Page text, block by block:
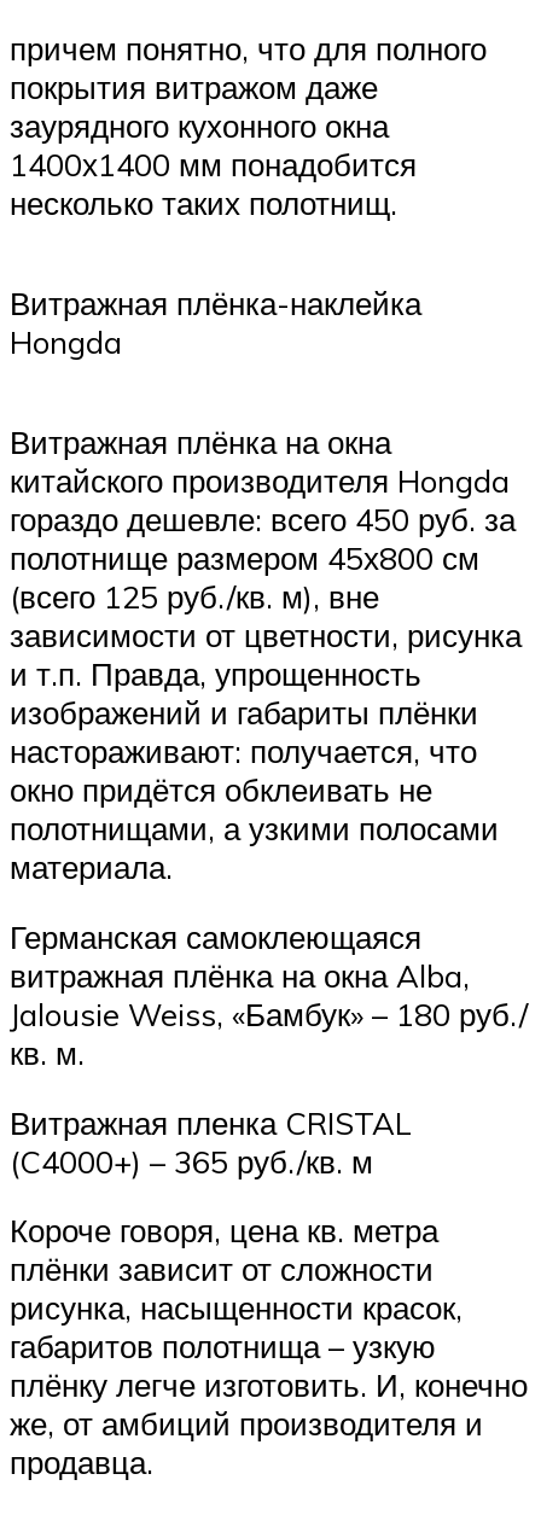
причем понятно, что для полного
покрытия витражом даже
заурядного кухонного окна
1400х1400 мм понадобится
несколько таких полотнищ.
Витражная плёнка-наклейка
Hongda
Витражная плёнка на окна
китайского производителя Hongda
гораздо дешевле: всего 450 руб. за
полотнище размером 45х800 см
(всего 125 руб./кв. м), вне
зависимости от цветности, рисунка
и т.п. Правда, упрощенность
изображений и габариты плёнки
настораживают: получается, что
окно придётся обклеивать не
полотнищами, а узкими полосами
материала.
Германская самоклеющаяся
витражная плёнка на окна Alba,
Jalousie Weiss, «Бамбук» – 180 руб./
кв. м.
Витражная пленка CRISTAL
(C4000+) – 365 руб./кв. м
Короче говоря, цена кв. метра
плёнки зависит от сложности
рисунка, насыщенности красок,
габаритов полотнища – узкую
плёнку легче изготовить. И, конечно
же, от амбиций производителя и
продавца.